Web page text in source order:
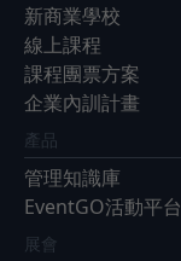
新商業學校
線上課程
課程團票方案
企業內訓計畫
產品
管理知識庫
EventGO活動平台
展會